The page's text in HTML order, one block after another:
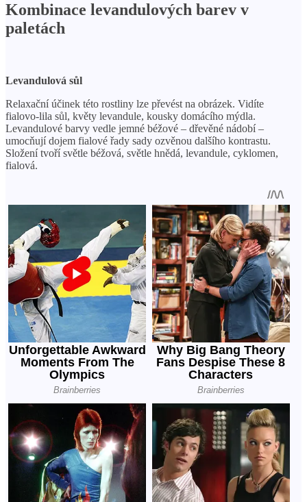
Kombinace levandulových barev v
paletách
Levandulová sůl
Relaxační účinek této rostliny lze převést na obrázek. Vidíte
fialovo-lila sůl, květy levandule, kousky domácího mýdla.
Levandulové barvy vedle jemné béžové – dřevěné nádobí –
umocňují dojem fialové řady sady ozvěnou dalšího kontrastu.
Složení tvoří světle béžová, světle hnědá, levandule, cyklomen,
fialová.